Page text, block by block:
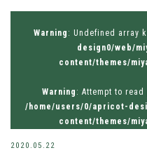
お
お問い合わ
Warning : Undefined array
design0/web/
content/themes/
Warning : Attempt to
/home/users/0/apricot-
content/themes/
2020.05.22